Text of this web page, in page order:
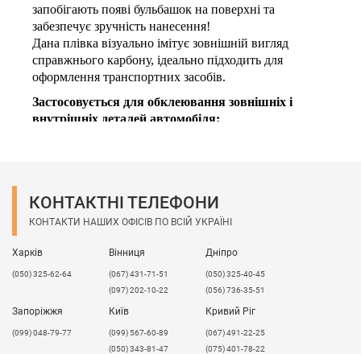
запобігають появі бульбашок на поверхні та
забезпечує зручність нанесення!
Дана плівка візуально імітує зовнішній вигляд
справжнього карбону, ідеально підходить для
оформлення транспортних засобів.
Застосовується для обклеювання зовнішніх і
внутрішніх деталей автомобіля:
дзеркала;
панелі салону.
стійкість до УФ-випромінювання. Чудова адгезія і
гнучкість дозволяють наносити плівку на складні
Товщина
: 170 мкм
Стандартні розміри рулону
: 1,37х50 м
КОНТАКТНІ ТЕЛЕФОНИ
КОНТАКТИ НАШИХ ОФІСІВ ПО ВСІЙ УКРАЇНІ
Харків
(050) 325-62-64
Вінниця
(067) 431-71-51
(097) 202-10-22
Дніпро
(050) 325-40-45
(056) 736-35-51
Запоріжжя
(099) 048-79-77
Київ
(099) 567-60-89
(050) 343-81-47
Кривий Ріг
(067) 491-22-25
(075) 401-78-22